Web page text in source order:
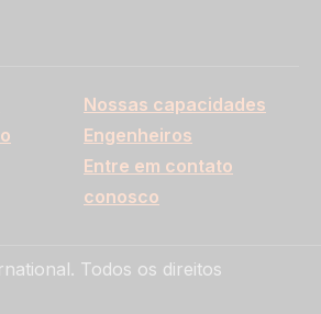
Nossas capacidades
Engenheiros
Entre em contato
conosco
Todos os direitos